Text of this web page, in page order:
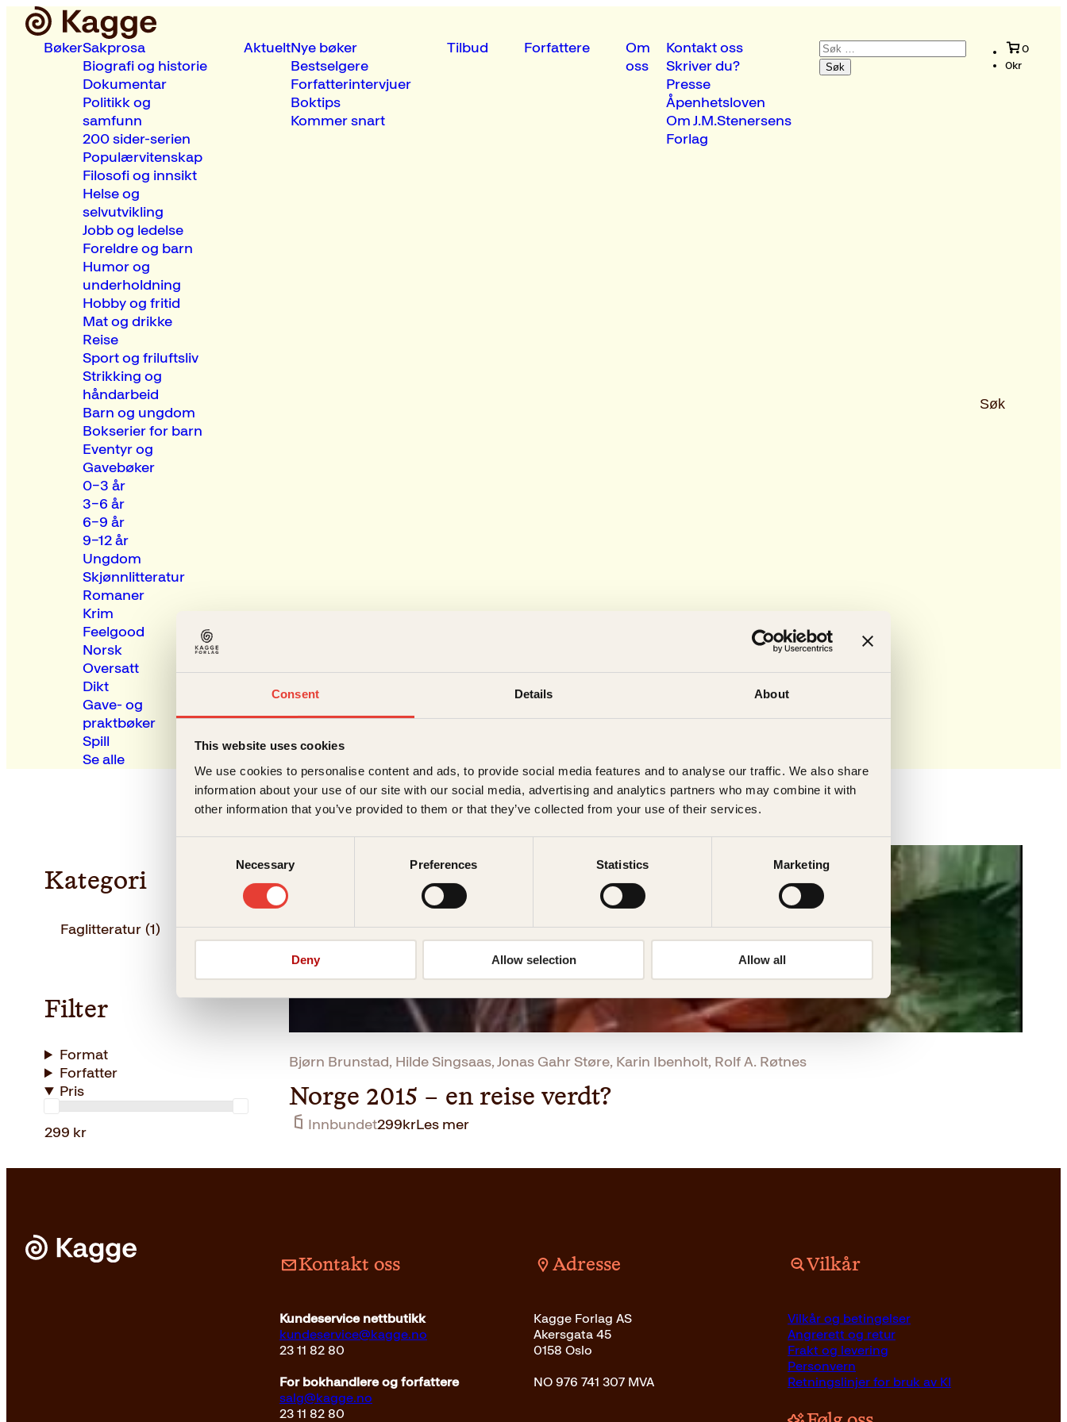
Consent Details About
This website uses cookies
We use cookies to personalise content and ads, to provide social media features and to analyse our traffic. We also share
information about your use of our site with our social media, advertising and analytics partners who may combine it with
other information that you’ve provided to them or that they’ve collected from your use of their services.
Necessary Preferences Statistics Marketing
Deny Allow selection Allow all
BøkerSakprosa
Biografi og historie
Dokumentar
Politikk og
samfunn
200 sider-serien
Populærvitenskap
Filosofi og innsikt
Helse og
selvutvikling
Jobb og ledelse
Foreldre og barn
Humor og
underholdning
Hobby og fritid
Mat og drikke
Reise
Sport og friluftsliv
Strikking og
håndarbeid
Barn og ungdom
Bokserier for barn
Eventyr og
Gavebøker
0–3 år
3–6 år
6–9 år
9–12 år
Ungdom
Skjønnlitteratur
Romaner
Krim
Feelgood
Norsk
Oversatt
Dikt
Gave- og
praktbøker
Spill
Se alle
AktueltNye bøker
Bestselgere
Forfatterintervjuer
Boktips
Kommer snart
Tilbud Forfattere
Om
oss
Kontakt oss
Skriver du?
Presse
Åpenhetsloven
Om J.M.Stenersens
Forlag
Søk
etter:
Søk
0
0kr
Kategori
Faglitteratur (1)
Filter
Format
Forfatter
Pris
299 kr
Bjørn Brunstad, Hilde Singsaas, Jonas Gahr Støre, Karin Ibenholt, Rolf A. Røtnes
Norge 2015 – en reise verdt?
Innbundet299krLes mer
Kontakt oss
Kundeservice nettbutikk
kundeservice@kagge.no
23 11 82 80
For bokhandlere og forfattere
salg@kagge.no
23 11 82 80
Adresse
Kagge Forlag AS
Akersgata 45
0158 Oslo
NO 976 741 307 MVA
Vilkår
Vilkår og betingelser
Angrerett og retur
Frakt og levering
Personvern
Retningslinjer for bruk av KI